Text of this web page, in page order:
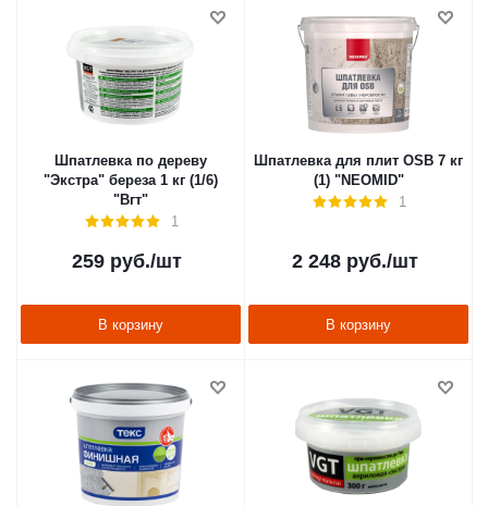
Шпатлевка по дереву
"Экстра" береза 1 кг (1/6)
"Вгт"
1
259 руб./шт
В корзину
Шпатлевка для плит OSB 7 кг
(1) "NEOMID"
1
2 248руб./шт
В корзину